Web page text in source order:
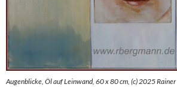
Augenblicke, Öl auf Leinwand, 60 x 80 cm, (c) 2025